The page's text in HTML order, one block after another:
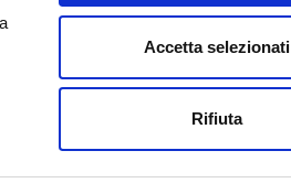
Accetta selezionati
Rifiuta
Tutti gli insights
Giurisprudenza
Normativa